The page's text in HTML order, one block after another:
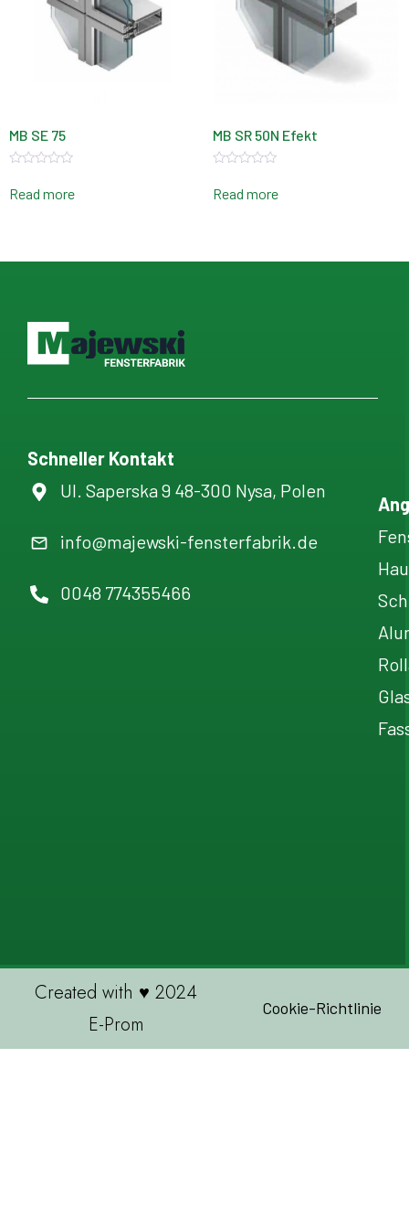
MB SE 75
0
out
Read more
MB SR 50N Efekt
0
out
Read more
Schneller Kontakt
Ul. Saperska 9 48-300 Nysa, Polen
info@majewski-fensterfabrik.de
0048 774355466
Created with ♥ 2024
E-Prom
Cookie-Richtlinie